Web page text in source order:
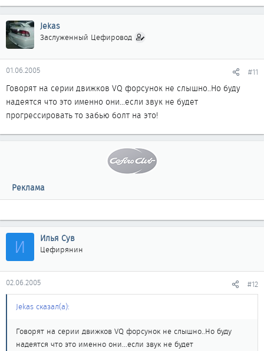
Jekas
Заслуженный Цефировод
01.06.2005 #11
Говорят на серии движков VQ форсунок не слышно..Но буду
надеятся что это именно они...если звук не будет
прогрессировать то забью болт на это!
Реклама
И Илья Сув
Цефирянин
02.06.2005 #12
Jekas сказал(а):
Говорят на серии движков VQ форсунок не слышно..Но буду
надеятся что это именно они...если звук не будет